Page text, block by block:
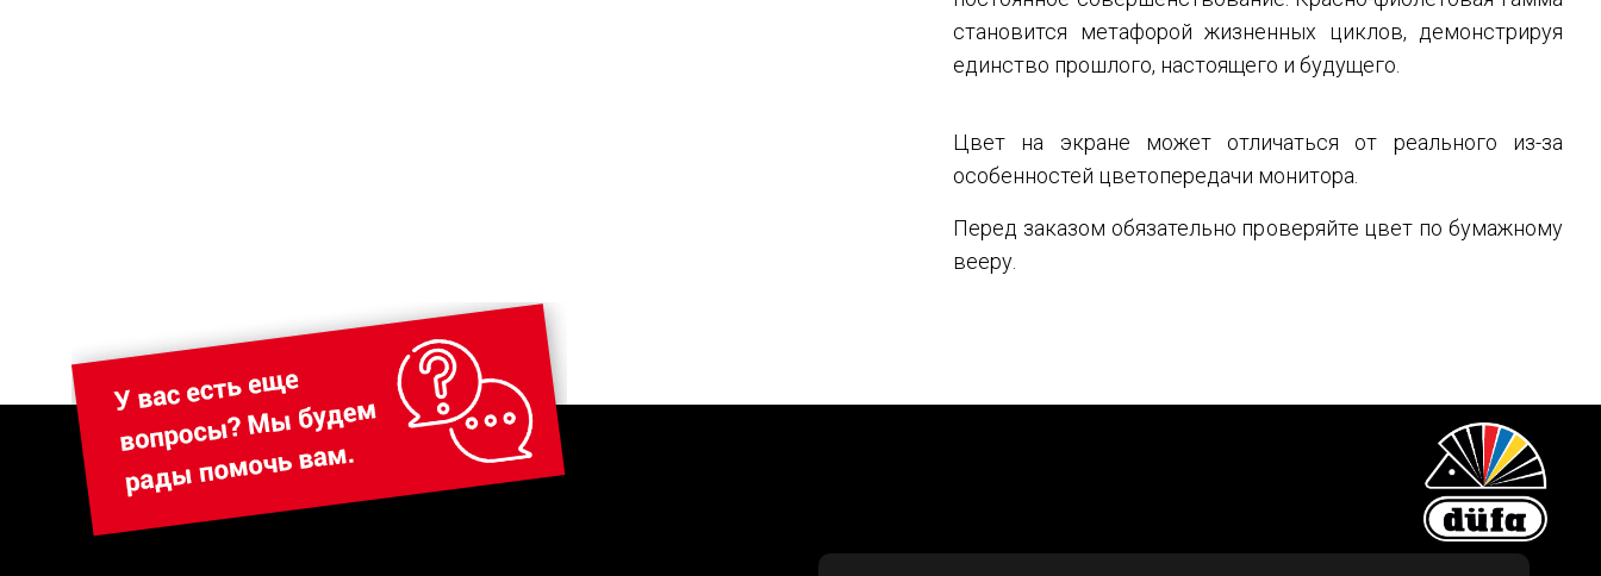
становится метафорой жизненных циклов, демонстрируя
единство прошлого, настоящего и будущего.
Цвет на экране может отличаться от реального из-за
особенностей цветопередачи монитора.
Перед заказом обязательно проверяйте цвет по бумажному
вееру.